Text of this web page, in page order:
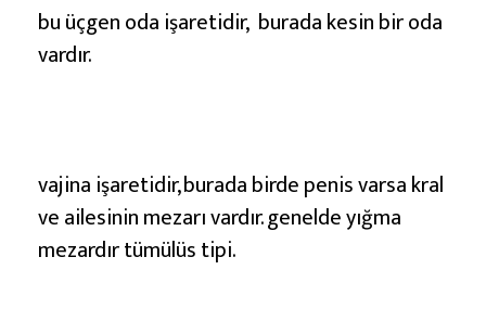
bu üçgen oda işaretidir, burada kesin bir oda
vardır.
vajina işaretidir, burada birde penis varsa kral
ve ailesinin mezarı vardır. genelde yığma
mezardır tümülüs tipi.